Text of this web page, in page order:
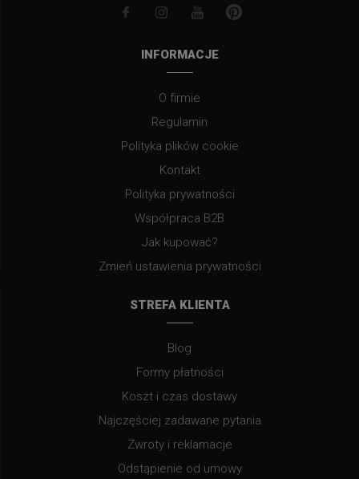
INFORMACJE
O firmie
Regulamin
Polityka plików cookie
Kontakt
Polityka prywatności
Współpraca B2B
Jak kupować?
Zmień ustawienia prywatności
STREFA KLIENTA
Blog
Formy płatności
Koszt i czas dostawy
Najczęściej zadawane pytania
Zwroty i reklamacje
Odstąpienie od umowy